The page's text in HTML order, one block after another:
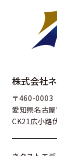
株式会社
〒460-0003
愛知県名古
CK21広小路